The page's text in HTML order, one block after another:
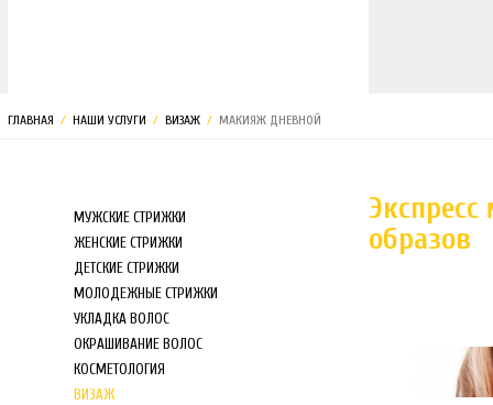
ГЛАВНАЯ / НАШИ УСЛУГИ / ВИЗАЖ / МАКИЯЖ ДНЕВНОЙ
МУЖСКИЕ СТРИЖКИ
ЖЕНСКИЕ СТРИЖКИ
ДЕТСКИЕ СТРИЖКИ
МОЛОДЕЖНЫЕ СТРИЖКИ
УКЛАДКА ВОЛОС
ОКРАШИВАНИЕ ВОЛОС
КОСМЕТОЛОГИЯ
ВИЗАЖ
образов